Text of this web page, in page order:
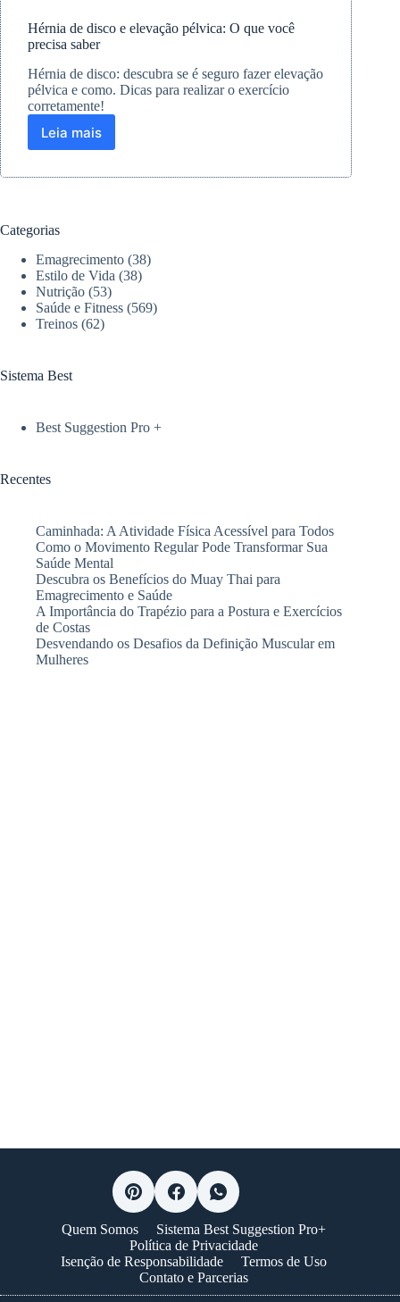
Hérnia de disco e elevação pélvica: O que você
precisa saber
Hérnia de disco: descubra se é seguro fazer elevação
pélvica e como. Dicas para realizar o exercício
corretamente!
Leia mais
Hérnia
disco
que
você
precisa
saber
Categorias
Emagrecimento (38)
Estilo de Vida (38)
Nutrição (53)
Saúde e Fitness (569)
Treinos (62)
Sistema Best
Best Suggestion Pro +
Recentes
Caminhada: A Atividade Física Acessível para Todos
Como o Movimento Regular Pode Transformar Sua
Saúde Mental
Descubra os Benefícios do Muay Thai para
Emagrecimento e Saúde
A Importância do Trapézio para a Postura e Exercícios
de Costas
Desvendando os Desafios da Definição Muscular em
Mulheres
Quem Somos
Sistema Best Suggestion Pro+
Política de Privacidade
Isenção de Responsabilidade
Termos de Uso
Contato e Parcerias